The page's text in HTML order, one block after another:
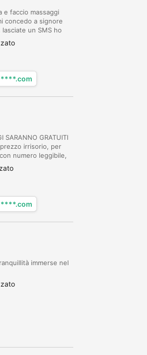
e faccio massaggi
concedo a signore
un SMS ho
GRATUITI
prezzo irrisorio, per
numero leggibile,
immerse nel